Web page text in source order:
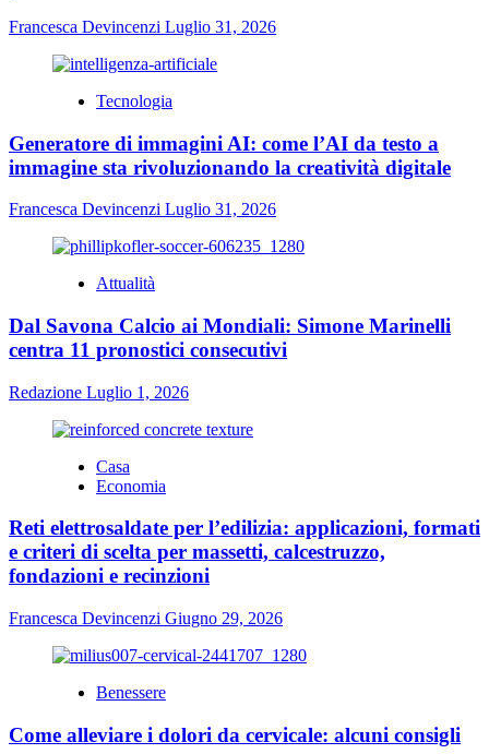
Francesca Devincenzi Luglio 31, 2026
Tecnologia
Generatore di immagini AI: come l’AI da testo a
immagine sta rivoluzionando la creatività digitale
Francesca Devincenzi Luglio 31, 2026
Attualità
Dal Savona Calcio ai Mondiali: Simone Marinelli
centra 11 pronostici consecutivi
Redazione Luglio 1, 2026
Casa
Economia
Reti elettrosaldate per l’edilizia: applicazioni, formati
e criteri di scelta per massetti, calcestruzzo,
fondazioni e recinzioni
Francesca Devincenzi Giugno 29, 2026
Benessere
Come alleviare i dolori da cervicale: alcuni consigli